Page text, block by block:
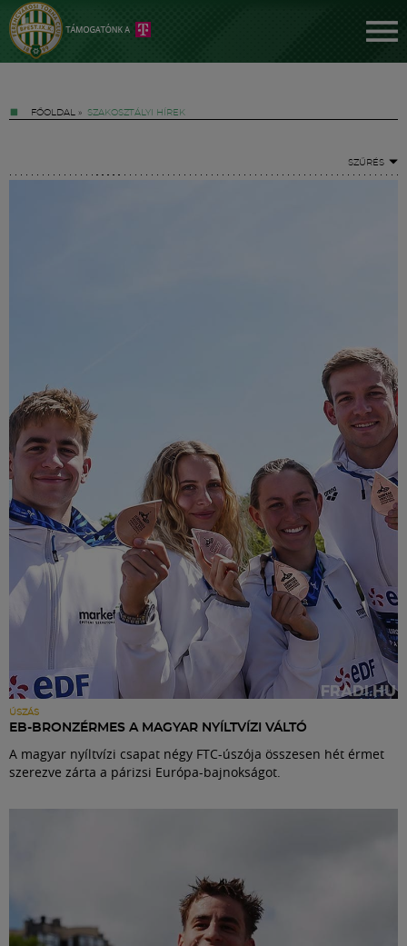
FŐOLDAL » SZAKOSZTÁLYI HÍREK
SZŰRÉS
ÚSZÁS
EB-BRONZÉRMES A MAGYAR NYÍLTVÍZI VÁLTÓ
A magyar nyíltvízi csapat négy FTC-úszója összesen hét érmet
szerezve zárta a párizsi Európa-bajnokságot.
Labdarúgás
Szakosztályok
Meccscenter
Klub
Szolgáltatások
Shop
Közösség
Múzeum